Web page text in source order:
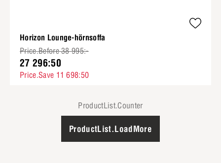
Horizon Lounge-hörnsoffa
Price.Before 38 995:-
27 296:50
Price.Save 11 698:50
ProductList.Counter
ProductList.LoadMore